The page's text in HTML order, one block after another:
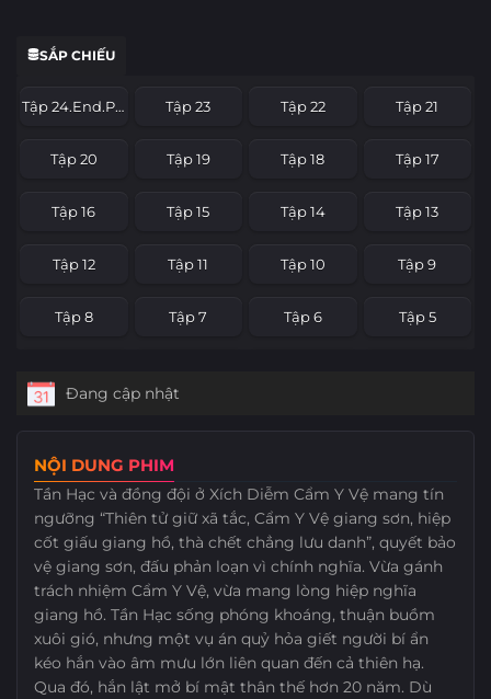
SẮP CHIẾU
Tập 24.End.Part Tập 23 Tập 22 Tập 21
Tập 20 Tập 19 Tập 18 Tập 17
Tập 16 Tập 15 Tập 14 Tập 13
Tập 12 Tập 11 Tập 10 Tập 9
Tập 8 Tập 7 Tập 6 Tập 5
Đang cập nhật
NỘI DUNG PHIM
Tần Hạc và đồng đội ở Xích Diễm Cẩm Y Vệ mang tín
ngưỡng “Thiên tử giữ xã tắc, Cẩm Y Vệ giang sơn, hiệp
cốt giấu giang hồ, thà chết chẳng lưu danh”, quyết bảo
vệ giang sơn, đấu phản loạn vì chính nghĩa. Vừa gánh
trách nhiệm Cẩm Y Vệ, vừa mang lòng hiệp nghĩa
giang hồ. Tần Hạc sống phóng khoáng, thuận buồm
xuôi gió, nhưng một vụ án quỷ hỏa giết người bí ẩn
kéo hắn vào âm mưu lớn liên quan đến cả thiên hạ.
Qua đó, hắn lật mở bí mật thân thế hơn 20 năm. Dù